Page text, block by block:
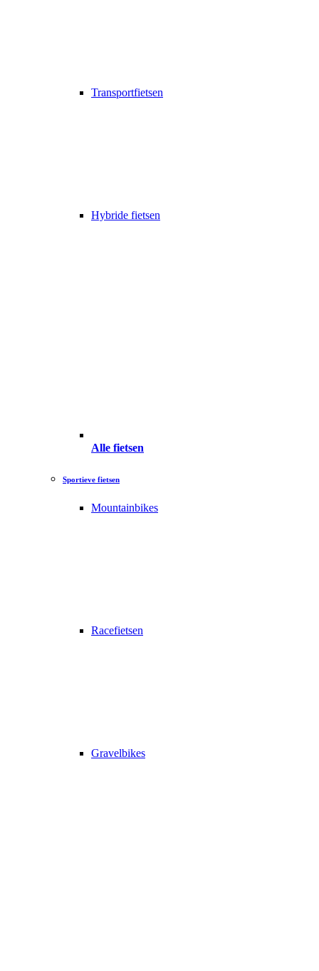
Transportfietsen
Hybride fietsen
Alle fietsen
Sportieve fietsen
Mountainbikes
Racefietsen
Gravelbikes